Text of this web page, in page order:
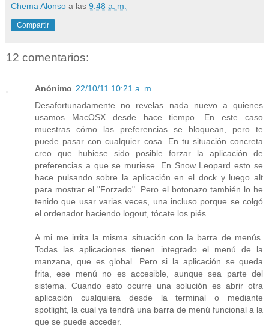
Chema Alonso a las 9:48 a. m.
Compartir
12 comentarios:
Anónimo 22/10/11 10:21 a. m.
Desafortunadamente no revelas nada nuevo a quienes
usamos MacOSX desde hace tiempo. En este caso
muestras cómo las preferencias se bloquean, pero te
puede pasar con cualquier cosa. En tu situación concreta
creo que hubiese sido posible forzar la aplicación de
preferencias a que se muriese. En Snow Leopard esto se
hace pulsando sobre la aplicación en el dock y luego alt
para mostrar el "Forzado". Pero el botonazo también lo he
tenido que usar varias veces, una incluso porque se colgó
el ordenador haciendo logout, tócate los piés...
A mi me irrita la misma situación con la barra de menús.
Todas las aplicaciones tienen integrado el menú de la
manzana, que es global. Pero si la aplicación se queda
frita, ese menú no es accesible, aunque sea parte del
sistema. Cuando esto ocurre una solución es abrir otra
aplicación cualquiera desde la terminal o mediante
spotlight, la cual ya tendrá una barra de menú funcional a la
que se puede acceder.